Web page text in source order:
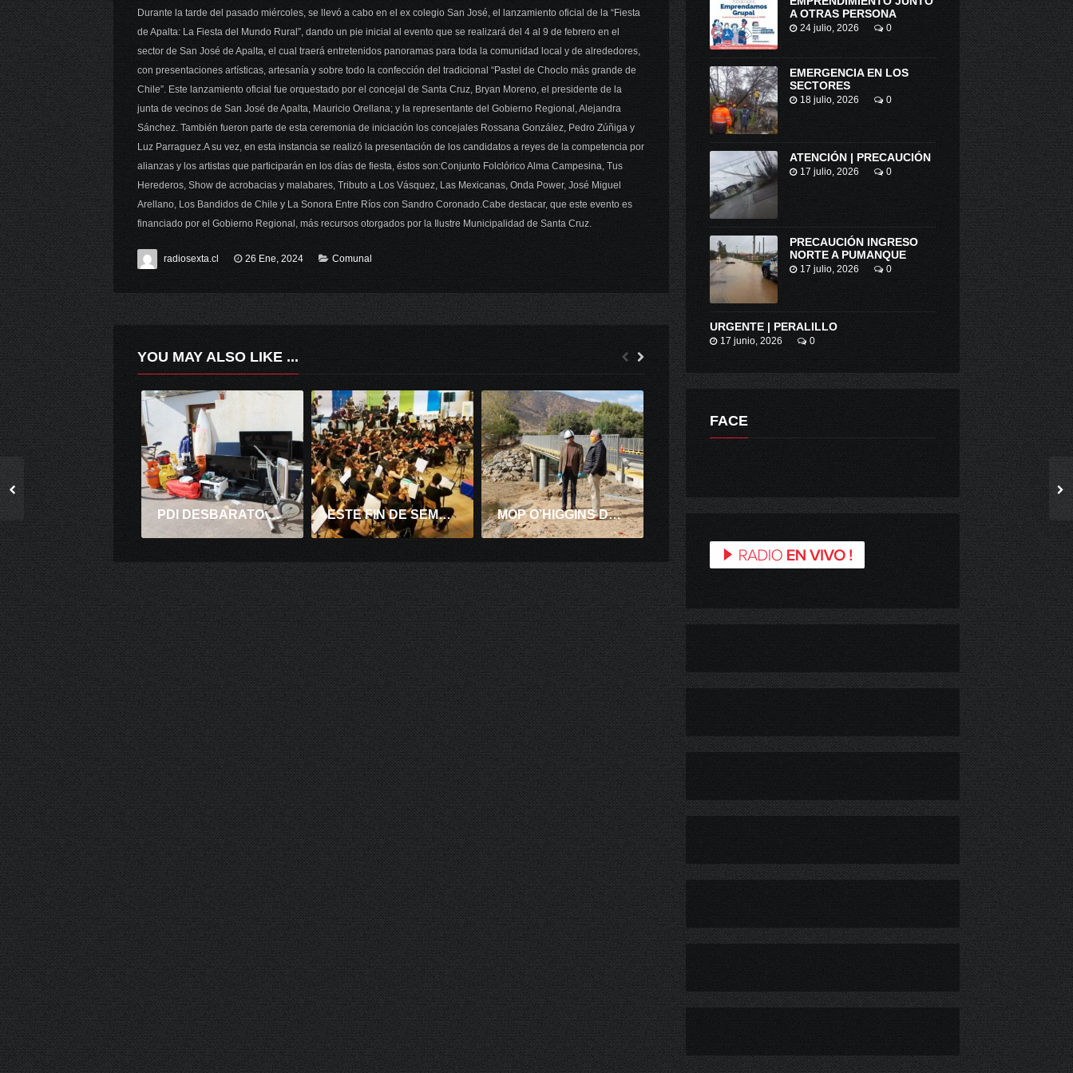
Durante la tarde del pasado miércoles, se llevó a cabo en el ex colegio San José, el lanzamiento oficial de la “Fiesta
de Apalta: La Fiesta del Mundo Rural”, dando un pie inicial al evento que se realizará del 4 al 9 de febrero en el
sector de San José de Apalta, el cual traerá entretenidos panoramas para toda la comunidad local y de alrededores,
con presentaciones artísticas, artesanía y sobre todo la confección del tradicional “Pastel de Choclo más grande de
Chile”. Este lanzamiento oficial fue orquestado por el concejal de Santa Cruz, Bryan Moreno, el presidente de la
junta de vecinos de San José de Apalta, Mauricio Orellana; y la representante del Gobierno Regional, Alejandra
Sánchez. También fueron parte de esta ceremonia de iniciación los concejales Rossana González, Pedro Zúñiga y
Luz Parraguez.A su vez, en esta instancia se realizó la presentación de los candidatos a reyes de la competencia por
alianzas y los artistas que participarán en los días de fiesta, éstos son:Conjunto Folclórico Alma Campesina, Tus
Herederos, Show de acrobacias y malabares, Tributo a Los Vásquez, Las Mexicanas, Onda Power, José Miguel
Arellano, Los Bandidos de Chile y La Sonora Entre Ríos con Sandro Coronado.Cabe destacar, que este evento es
financiado por el Gobierno Regional, más recursos otorgados por la Ilustre Municipalidad de Santa Cruz.
radiosexta.cl 26 Ene, 2024 Comunal
YOU MAY ALSO LIKE ...
PDI DESBARATO UNA BANDA DE DELINCUENTES QUE SE DEDICABA AL ROBO DE DIVERSAS ESPECIES EN CASAS DE PICHILEMU ESTE FIN DE SEMANA SE REALIZA SEXTO CAMPAMENTO RURAL DE ORQUESTAS SINFÓNICAS PALMILLA 2019 MOP O’HIGGINS DESTACÓ CELERIDAD EN REPARACIÓN DE PUENTE ALHUÉ EN CARRETERA DE LA FRUTA COMUNA LAS CABRAS. GOBIERNO REGIONAL DE O’HIGGINS PRISIÓN PREVENTIVA PARA IMPUTADO POR ROBO CON HOMICIDIO EN SANTA CRUZ
A OTRAS PERSONA
24 julio, 2026 0
EMERGENCIA EN LOS
SECTORES
18 julio, 2026 0
ATENCIÓN | PRECAUCIÓN
17 julio, 2026 0
PRECAUCIÓN INGRESO
NORTE A PUMANQUE
17 julio, 2026 0
URGENTE | PERALILLO
17 junio, 2026 0
FACE